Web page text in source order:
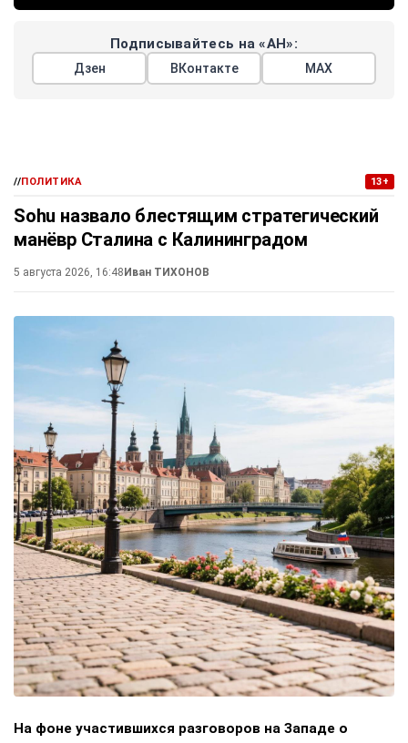
Подписывайтесь на «АН»:
Дзен ВКонтакте МАХ
//ПОЛИТИКА 13+
Sohu назвало блестящим стратегический
манёвр Сталина с Калининградом
5 августа 2026, 16:48 Иван ТИХОНОВ
На фоне участившихся разговоров на Западе о